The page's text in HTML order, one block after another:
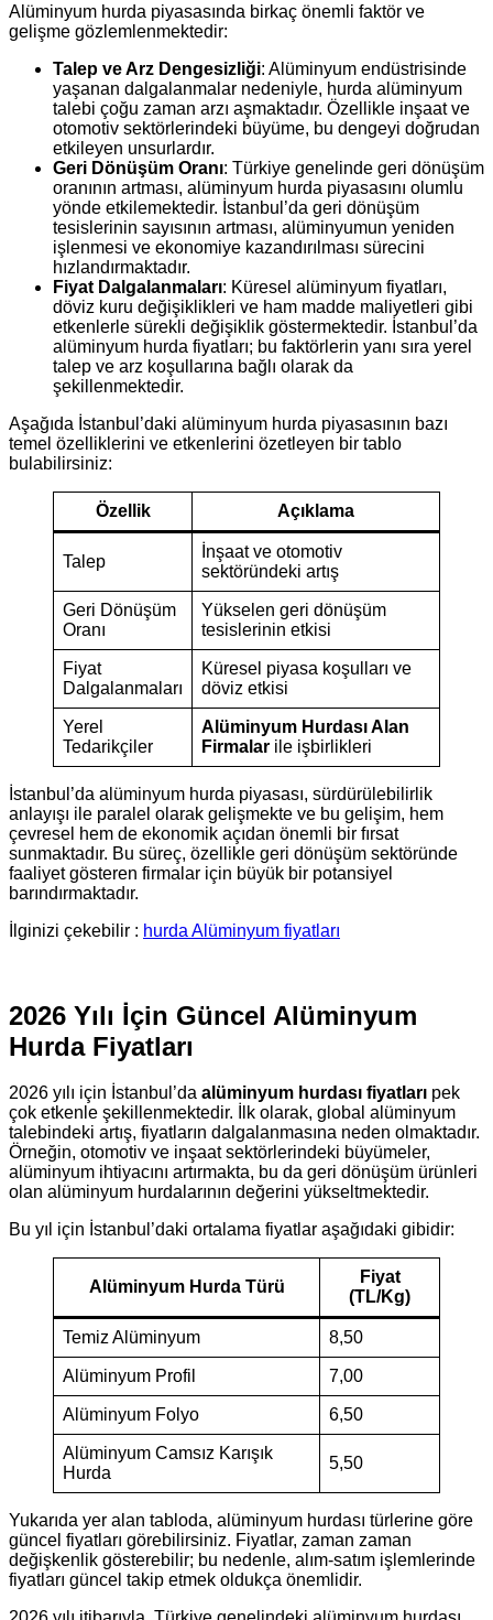
Alüminyum hurda piyasasında birkaç önemli faktör ve
gelişme gözlemlenmektedir:
Talep ve Arz Dengesizliği: Alüminyum endüstrisinde
yaşanan dalgalanmalar nedeniyle, hurda alüminyum
talebi çoğu zaman arzı aşmaktadır. Özellikle inşaat ve
otomotiv sektörlerindeki büyüme, bu dengeyi doğrudan
etkileyen unsurlardır.
Geri Dönüşüm Oranı: Türkiye genelinde geri dönüşüm
oranının artması, alüminyum hurda piyasasını olumlu
yönde etkilemektedir. İstanbul’da geri dönüşüm
tesislerinin sayısının artması, alüminyumun yeniden
işlenmesi ve ekonomiye kazandırılması sürecini
hızlandırmaktadır.
Fiyat Dalgalanmaları: Küresel alüminyum fiyatları,
döviz kuru değişiklikleri ve ham madde maliyetleri gibi
etkenlerle sürekli değişiklik göstermektedir. İstanbul’da
alüminyum hurda fiyatları; bu faktörlerin yanı sıra yerel
talep ve arz koşullarına bağlı olarak da
şekillenmektedir.
Aşağıda İstanbul’daki alüminyum hurda piyasasının bazı
temel özelliklerini ve etkenlerini özetleyen bir tablo
bulabilirsiniz:
Özellik Açıklama
Talep
İnşaat ve otomotiv
sektöründeki artış
Geri Dönüşüm
Oranı
Yükselen geri dönüşüm
tesislerinin etkisi
Fiyat
Dalgalanmaları
Küresel piyasa koşulları ve
döviz etkisi
Yerel
Tedarikçiler
Alüminyum Hurdası Alan
Firmalar ile işbirlikleri
İstanbul’da alüminyum hurda piyasası, sürdürülebilirlik
anlayışı ile paralel olarak gelişmekte ve bu gelişim, hem
çevresel hem de ekonomik açıdan önemli bir fırsat
sunmaktadır. Bu süreç, özellikle geri dönüşüm sektöründe
faaliyet gösteren firmalar için büyük bir potansiyel
barındırmaktadır.
İlginizi çekebilir : hurda Alüminyum fiyatları
2026 Yılı İçin Güncel Alüminyum
Hurda Fiyatları
2026 yılı için İstanbul’da alüminyum hurdası fiyatları pek
çok etkenle şekillenmektedir. İlk olarak, global alüminyum
talebindeki artış, fiyatların dalgalanmasına neden olmaktadır.
Örneğin, otomotiv ve inşaat sektörlerindeki büyümeler,
alüminyum ihtiyacını artırmakta, bu da geri dönüşüm ürünleri
olan alüminyum hurdalarının değerini yükseltmektedir.
Bu yıl için İstanbul’daki ortalama fiyatlar aşağıdaki gibidir:
Alüminyum Hurda Türü
Fiyat
(TL/Kg)
Temiz Alüminyum 8,50
Alüminyum Profil 7,00
Alüminyum Folyo 6,50
Alüminyum Camsız Karışık
Hurda
5,50
Yukarıda yer alan tabloda, alüminyum hurdası türlerine göre
güncel fiyatları görebilirsiniz. Fiyatlar, zaman zaman
değişkenlik gösterebilir; bu nedenle, alım-satım işlemlerinde
fiyatları güncel takip etmek oldukça önemlidir.